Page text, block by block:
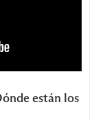
están los